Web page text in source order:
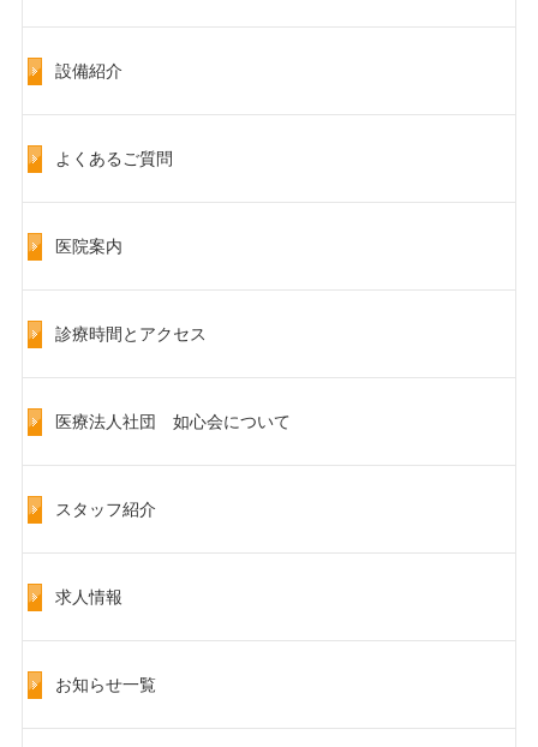
設備紹介
よくあるご質問
医院案内
診療時間とアクセス
医療法人社団 如心会について
スタッフ紹介
求人情報
お知らせ一覧